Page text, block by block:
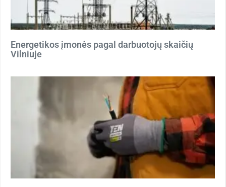
Energetikos įmonės pagal darbuotojų skaičių
Vilniuje